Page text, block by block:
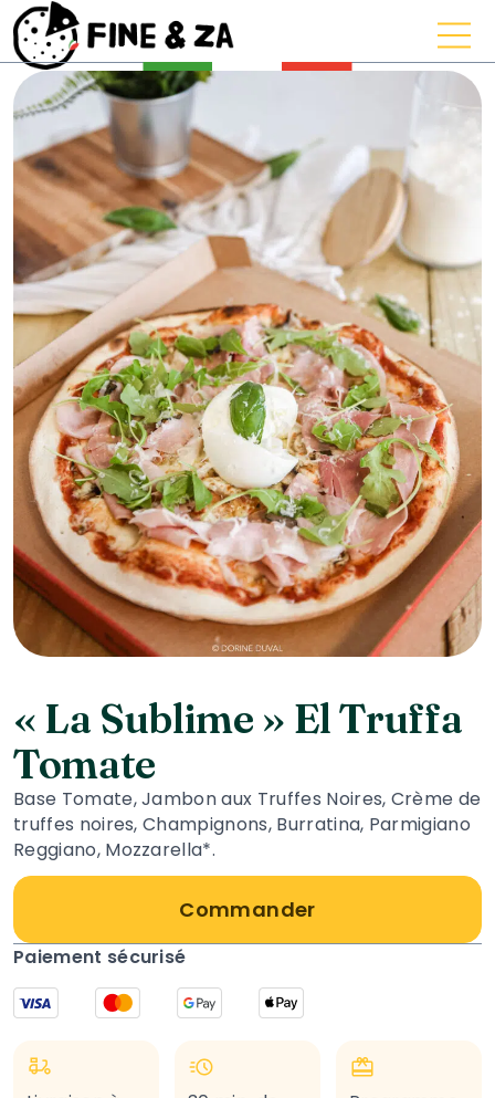
« La Sublime » El Truffa
Tomate
Base Tomate, Jambon aux Truffes Noires, Crème de
truffes noires, Champignons, Burratina, Parmigiano
Reggiano, Mozzarella*.
Commander
Paiement sécurisé